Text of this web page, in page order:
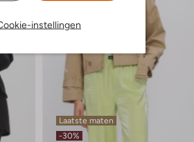
instellingen
Laatste maten
-30%